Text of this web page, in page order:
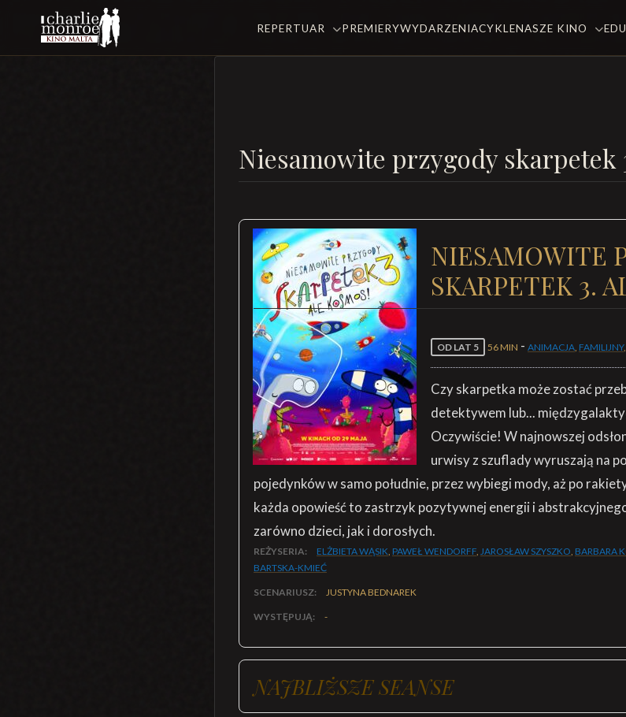
REPERTUAR PREMIERYWYDARZENIACYKLENASZE KINO
Niesamowite przygody skarpetek
NIESAMOWITE
SKARPETEK 3.
OD LAT 5 56 MIN - ANIMACJA, FAMILIJNY,
Czy skarpetka może zostać
detektywem lub...
Oczywiście! W najnowszej
urwisy z szuflady wyruszają na
pojedynków w samo południe, przez wybiegi mody, aż po
każda opowieść to zastrzyk pozytywnej energii i
zarówno dzieci, jak i dorosłych.
REŻYSERIA: ELŻBIETA WĄSIK, PAWEŁ WENDORFF, JAROSŁAW SZYSZKO, BARBARA
BARTSKA-KMIEĆ
SCENARIUSZ: JUSTYNA BEDNAREK
WYSTĘPUJĄ: -
NAJBLIŻSZE SEANSE